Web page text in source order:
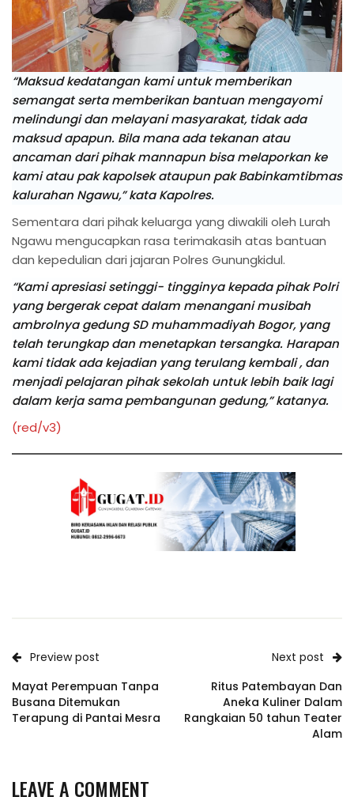
“Maksud kedatangan kami untuk memberikan
semangat serta memberikan bantuan mengayomi
melindungi dan melayani masyarakat, tidak ada
maksud apapun. Bila mana ada tekanan atau
ancaman dari pihak mannapun bisa melaporkan ke
kami atau pak kapolsek ataupun pak Babinkamtibmas
kalurahan Ngawu,” kata Kapolres.
Sementara dari pihak keluarga yang diwakili oleh Lurah
Ngawu mengucapkan rasa terimakasih atas bantuan
dan kepedulian dari jajaran Polres Gunungkidul.
“Kami apresiasi setinggi- tingginya kepada pihak Polri
yang bergerak cepat dalam menangani musibah
ambrolnya gedung SD muhammadiyah Bogor, yang
telah terungkap dan menetapkan tersangka. Harapan
kami tidak ada kejadian yang terulang kembali , dan
menjadi pelajaran pihak sekolah untuk lebih baik lagi
dalam kerja sama pembangunan gedung,” katanya.
(red/v3)
Preview post
Mayat Perempuan Tanpa
Busana Ditemukan
Terapung di Pantai Mesra
Next post
Ritus Patembayan Dan
Aneka Kuliner Dalam
Rangkaian 50 tahun Teater
Alam
LEAVE A COMMENT